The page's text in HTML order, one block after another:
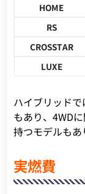
HOME
RS
CROSSTAR
LUXE
ハイブリッド
もあり、4WD
持つモデルもあ
実燃費